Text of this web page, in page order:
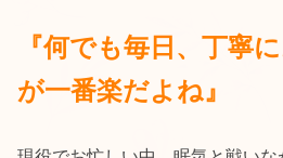
『何でも毎日、丁寧
が一番楽だよね』